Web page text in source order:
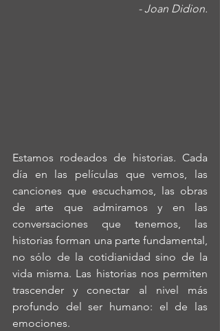
- Joan Didion.
Estamos rodeados de historias. Cada
día en las películas que vemos, las
canciones que escuchamos, las obras
de arte que admiramos y en las
conversaciones que tenemos, las
historias forman una parte fundamental,
no sólo de la cotidianidad sino de la
vida misma. Las historias nos permiten
trascender y conectar al nivel más
profundo del ser humano: el de las
emociones.